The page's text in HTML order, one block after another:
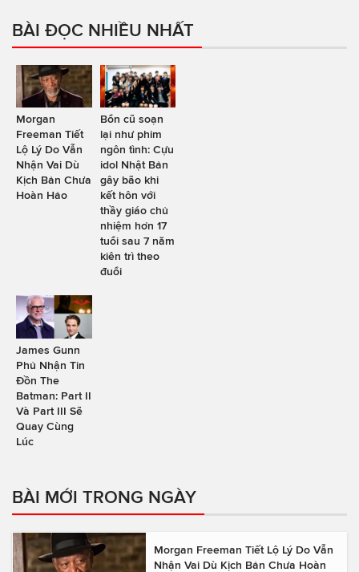
BÀI ĐỌC NHIỀU NHẤT
Morgan
Freeman Tiết
Lộ Lý Do Vẫn
Nhận Vai Dù
Kịch Bản Chưa
Hoàn Hảo
Bổn cũ soạn
lại như phim
ngôn tình: Cựu
idol Nhật Bản
gây bão khi
kết hôn với
thầy giáo chủ
nhiệm hơn 17
tuổi sau 7 năm
kiên trì theo
đuổi
James Gunn
Phủ Nhận Tin
Đồn The
Batman: Part II
Và Part III Sẽ
Quay Cùng
Lúc
BÀI MỚI TRONG NGÀY
Morgan Freeman Tiết Lộ Lý Do Vẫn
Nhận Vai Dù Kịch Bản Chưa Hoàn